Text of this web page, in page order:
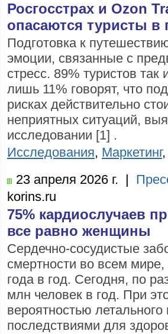
Росгосстрах и Ozon
опасаются туристы в
Подготовка к
эмоции, связанные с
стресс. 89% туристов
лишь 11% говорят, что
рисках действительно
неприятных ситуаций,
исследовании [1] .
Исследования, Маркетинг
23 апреля 2026 г.
korins.ru
75% кардиослучаев
все равно женщины
Сердечно-сосудистые
смертности во всем мире,
года в год. Сегодня, по
млн человек в год. При
вероятностью
последствиями для